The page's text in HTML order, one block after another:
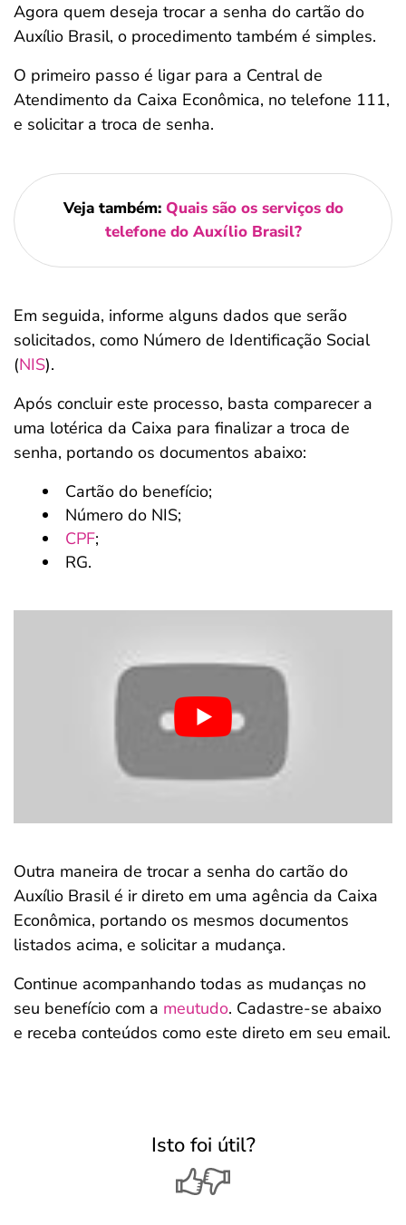
Agora quem deseja trocar a senha do cartão do
Auxílio Brasil, o procedimento também é simples.
O primeiro passo é ligar para a Central de
Atendimento da Caixa Econômica, no telefone 111,
e solicitar a troca de senha.
Veja também: Quais são os serviços do
telefone do Auxílio Brasil?
Em seguida, informe alguns dados que serão
solicitados, como Número de Identificação Social
(NIS).
Após concluir este processo, basta comparecer a
uma lotérica da Caixa para finalizar a troca de
senha, portando os documentos abaixo:
Cartão do benefício;
Número do NIS;
CPF;
RG.
Outra maneira de trocar a senha do cartão do
Auxílio Brasil é ir direto em uma agência da Caixa
Econômica, portando os mesmos documentos
listados acima, e solicitar a mudança.
Continue acompanhando todas as mudanças no
seu benefício com a meutudo. Cadastre-se abaixo
e receba conteúdos como este direto em seu email.
Isto foi útil?